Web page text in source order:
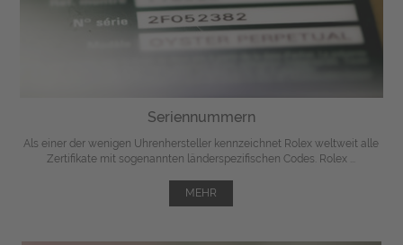
Seriennummern
Als einer der wenigen Uhrenhersteller kennzeichnet Rolex weltweit alle
Zertifikate mit sogenannten länderspezifischen Codes. Rolex ...
MEHR